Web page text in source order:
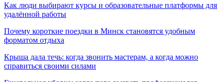
Как люди выбирают курсы и образовательные платформы для
удалённой работы
Почему короткие поездки в Минск становятся удобным
форматом отдыха
Крыша дала течь: когда звонить мастерам, а когда можно
справиться своими силами